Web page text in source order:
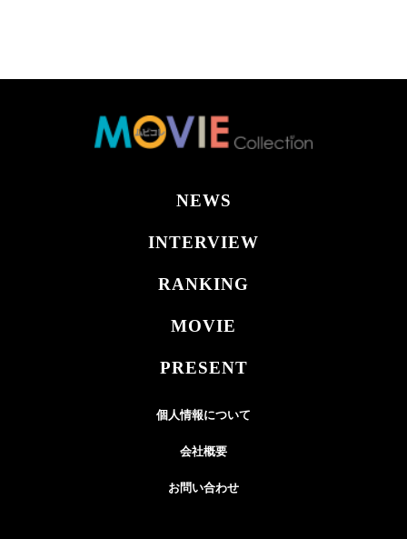
NEWS
INTERVIEW
RANKING
MOVIE
PRESENT
個人情報について
会社概要
お問い合わせ